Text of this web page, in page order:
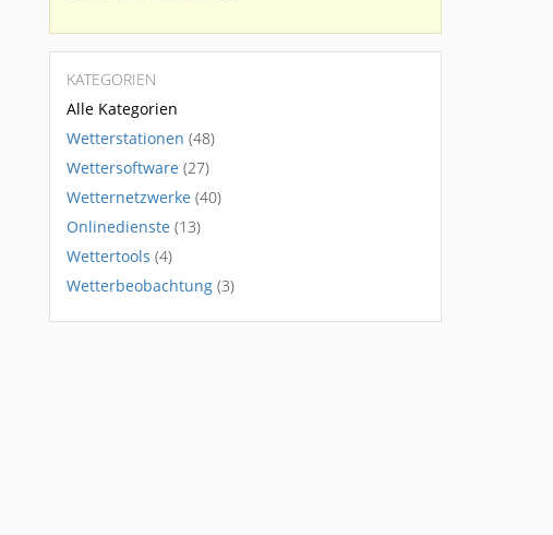
KATEGORIEN
Alle Kategorien
Wetterstationen (48)
Wettersoftware (27)
Wetternetzwerke (40)
Onlinedienste (13)
Wettertools (4)
Wetterbeobachtung (3)